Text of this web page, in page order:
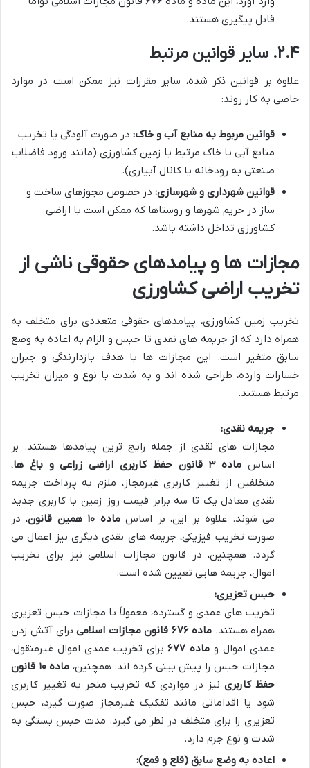
قابل پیگیری هستند.
۲.۴. سایر قوانین مرتبط
علاوه بر قوانین ذکر شده، سایر مقررات نیز ممکن است در موارد
خاصی به کار روند:
قوانین مربوط به منابع آب و خاک: در صورت آلودگی یا تخریب
منابع آبی یا خاک مرتبط با زمین کشاورزی (مانند ورود فاضلاب
صنعتی به رودخانه یا کانال آبیاری).
قوانین شهرداری و شهرسازی: در خصوص مجوزهای ساخت و
ساز در حریم شهرها و روستاها که ممکن است با اراضی
کشاورزی تداخل داشته باشد.
مجازات ها و پیامدهای حقوقی ناشی از
تخریب اراضی کشاورزی
تخریب زمین کشاورزی، پیامدهای حقوقی متعددی برای متخلف به
همراه دارد که از جریمه های نقدی تا حبس و الزام به اعاده به وضع
سابق متغیر است. این مجازات ها با هدف بازدارندگی و جبران
خسارات وارده، طراحی شده اند و به شدت با نوع و میزان تخریب
مرتبط هستند.
جریمه نقدی:
مجازات های نقدی از جمله رایج ترین پیامدها هستند. بر
اساس ماده ۳ قانون حفظ کاربری اراضی زراعی و باغ ها
،
متخلفین از تغییر کاربری غیرمجاز، ملزم به پرداخت جریمه
نقدی معادل یک تا سه برابر قیمت روز زمین با کاربری جدید
می شوند. علاوه بر این، بر اساسماده ۱۰ همین قانون
، در
صورت تخریب فیزیکی، جریمه های نقدی دیگری نیز اعمال می
گردد. همچنین، در قانون مجازات اسلامی نیز برای تخریب
اموال، جریمه هایی تعیین شده است.
حبس تعزیری:
تخریب های عمدی و گسترده، معمولاً با مجازات حبس تعزیری
همراه هستند. ماده ۶۷۶ قانون مجازات اسلامی
برای آتش زدن
عمدی اموال و ماده ۶۷۷
برای تخریب عمدی اموال غیرمنقول،
مجازات حبس را پیش بینی کرده اند. همچنین،
ماده ۱۰ قانون
حفظ کاربری نیز در مواردی که تخریب منجر به تغییر کاربری
شود یا اقداماتی مانند تفکیک غیرمجاز صورت گیرد، حبس
تعزیری را برای متخلف در نظر می گیرد. مدت حبس بستگی به
شدت و نوع جرم دارد.
اعاده به وضع سابق (قلع و قمع):